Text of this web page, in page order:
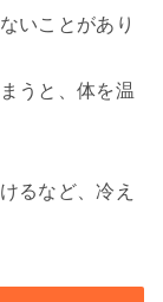
いことがあり
うと、体を温
るなど、冷え